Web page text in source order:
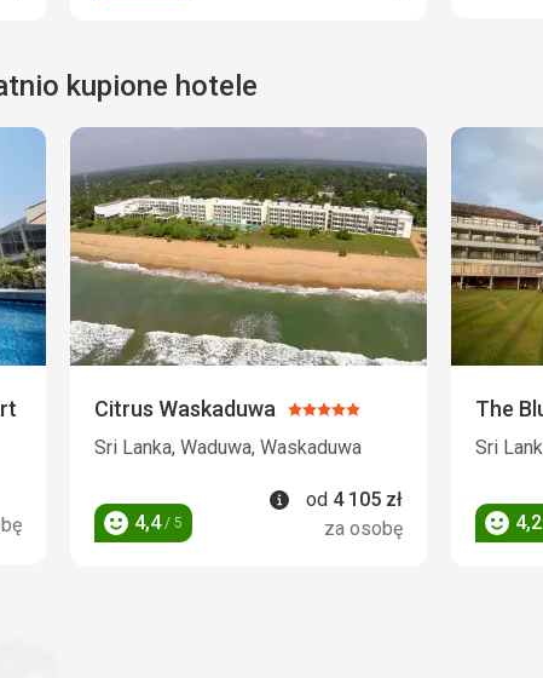
kupione hotele
Citrus Waskaduwa Ocena:
5/5
Sri Lanka, Waduwa, Waskaduwa
Ocena
4,4/ 5
Informacje
od 4 105 zł
za osobę
The
Sri
Ocena
4,2